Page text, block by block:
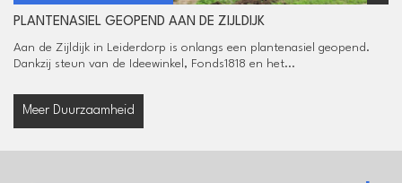
PLANTENASIEL GEOPEND AAN DE ZIJLDIJK
Aan de Zijldijk in Leiderdorp is onlangs een plantenasiel geopend.
Dankzij steun van de Ideewinkel, Fonds1818 en het...
Meer Duurzaamheid